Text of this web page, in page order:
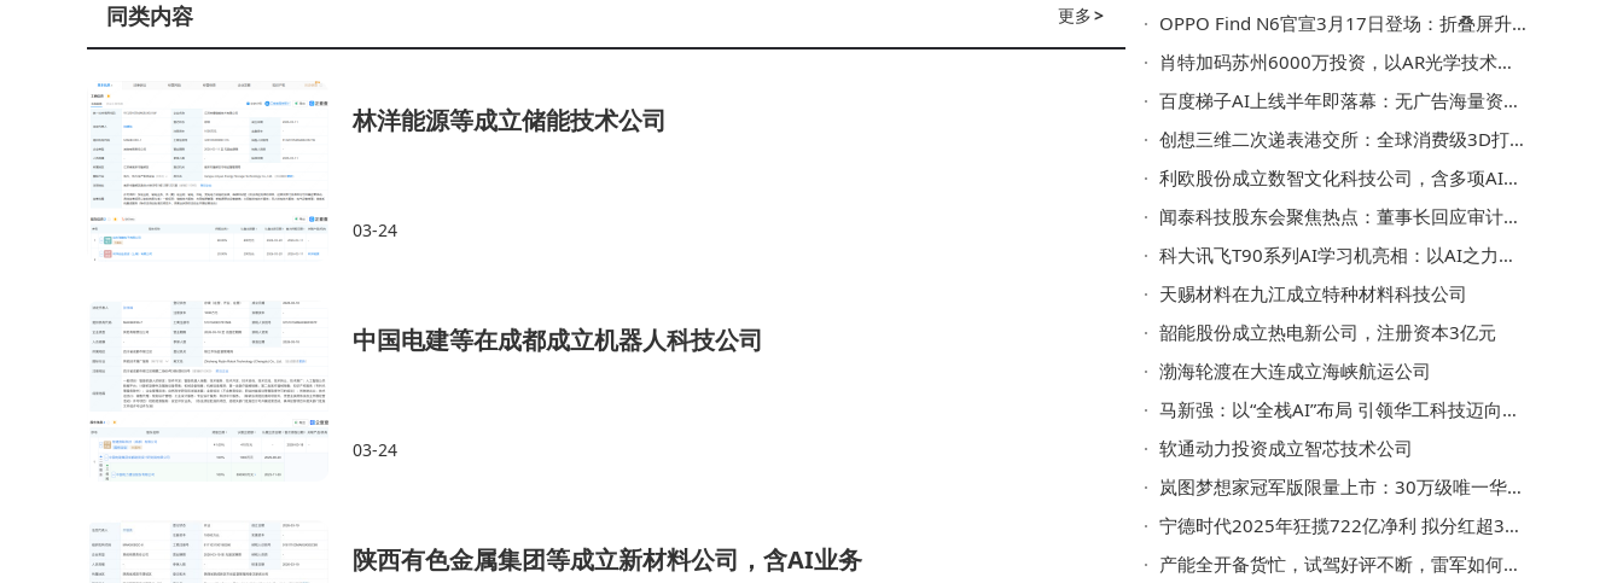
更多>
同类内容
林洋能源等成立储能技术公司
03-24
中国电建等在成都成立机器人科技公司
03-24
陕西有色金属集团等成立新材料公司，含AI业务
OPPO Find N6官宣3月17日登场：折叠屏升级+旗舰配置，起售价或8999元
肖特加码苏州6000万投资，以AR光学技术助力中国智能眼镜产业腾飞
百度梯子AI上线半年即落幕：无广告海量资源成过往，服务迁移至文心App
创想三维二次递表港交所：全球消费级3D打印市场领先，近年利润波动引关注
利欧股份成立数智文化科技公司，含多项AI业务
闻泰科技股东会聚焦热点：董事长回应审计变更与业绩预亏问题
科大讯飞T90系列AI学习机亮相：以AI之力开启个性化学习全新篇章
天赐材料在九江成立特种材料科技公司
韶能股份成立热电新公司，注册资本3亿元
渤海轮渡在大连成立海峡航运公司
马新强：以“全栈AI”布局 引领华工科技迈向全球科技新征程
软通动力投资成立智芯技术公司
岚图梦想家冠军版限量上市：30万级唯一华为智驾MPV，续航超1400km
宁德时代2025年狂揽722亿净利 拟分红超315亿 储能成新增长极
产能全开备货忙，试驾好评不断，雷军如何让小米SU7交付“加速跑”？